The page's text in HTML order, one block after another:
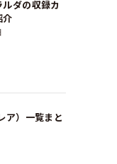
ダの収録カ
介
ア）一覧まと